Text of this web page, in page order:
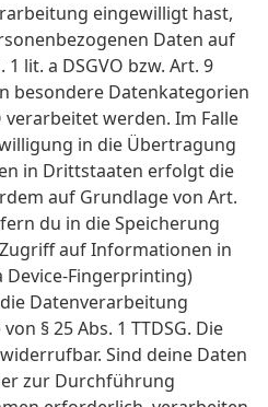
eingewilligt hast,
Daten auf
lit. a DSGVO bzw. Art. 9
besondere Datenkategorien
verarbeitet werden. Im Falle
in die Übertragung
in Drittstaaten erfolgt die
auf Grundlage von Art.
du in die Speicherung
auf Informationen in
Device-Fingerprinting)
Datenverarbeitung
§ 25 Abs. 1 TTDSG. Die
Sind deine Daten
zur Durchführung